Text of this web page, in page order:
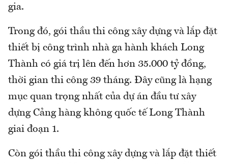
gia.
Trong đó, gói thầu thi công xây dựng và lắp đặt
thiết bị công trình nhà ga hành khách Long
Thành có giá trị lên đến hơn 35.000 tỷ đồng,
thời gian thi công 39 tháng. Đây cũng là hạng
mục quan trọng nhất của dự án đầu tư xây
dựng Cảng hàng không quốc tế Long Thành
giai đoạn 1.
Còn gói thầu thi công xây dựng và lắp đặt thiết